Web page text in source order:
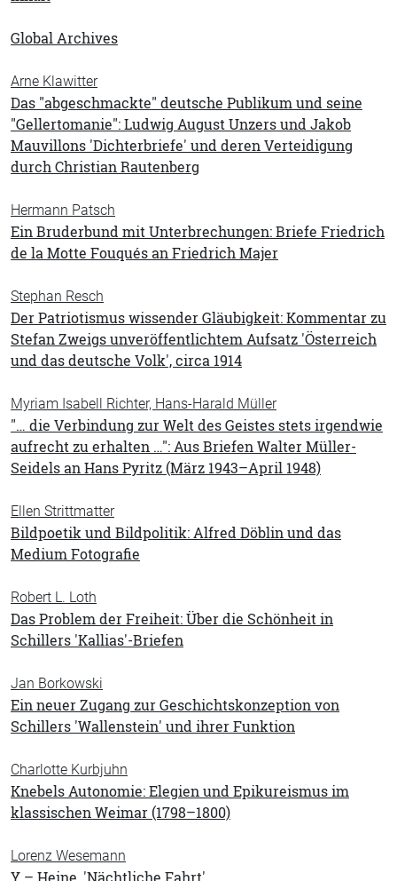
Global Archives
Arne Klawitter
Das "abgeschmackte" deutsche Publikum und seine
"Gellertomanie": Ludwig August Unzers und Jakob
Mauvillons 'Dichterbriefe' und deren Verteidigung
durch Christian Rautenberg
Hermann Patsch
Ein Bruderbund mit Unterbrechungen: Briefe Friedrich
de la Motte Fouqués an Friedrich Majer
Stephan Resch
Der Patriotismus wissender Gläubigkeit: Kommentar zu
Stefan Zweigs unveröffentlichtem Aufsatz 'Österreich
und das deutsche Volk', circa 1914
Myriam Isabell Richter, Hans-Harald Müller
"… die Verbindung zur Welt des Geistes stets irgendwie
aufrecht zu erhalten …": Aus Briefen Walter Müller-
Seidels an Hans Pyritz (März 1943–April 1948)
Ellen Strittmatter
Bildpoetik und Bildpolitik: Alfred Döblin und das
Medium Fotografie
Robert L. Loth
Das Problem der Freiheit: Über die Schönheit in
Schillers 'Kallias'-Briefen
Jan Borkowski
Ein neuer Zugang zur Geschichtskonzeption von
Schillers 'Wallenstein' und ihrer Funktion
Charlotte Kurbjuhn
Knebels Autonomie: Elegien und Epikureismus im
klassischen Weimar (1798–1800)
Lorenz Wesemann